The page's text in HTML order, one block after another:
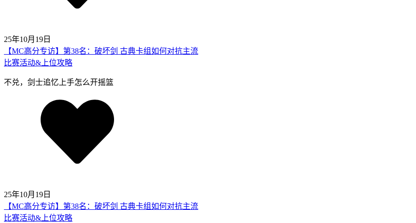
25年10月19日
【MC高分专访】第38名：破坏剑 古典卡组如何对抗主流
比赛活动&上位攻略
不兑，剑士追忆上手怎么开摇篮
25年10月19日
【MC高分专访】第38名：破坏剑 古典卡组如何对抗主流
比赛活动&上位攻略